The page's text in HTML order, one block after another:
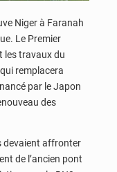
Niger à Faranah
Le Premier
les travaux du
remplacera
par le Japon
des
devaient affronter
de l’ancien pont